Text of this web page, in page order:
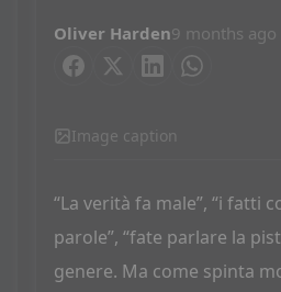
Oliver Harden9 months ago
Image caption
“La verità fa male”, “i fatti
parole”, “fate parlare la
genere. Ma come spinta